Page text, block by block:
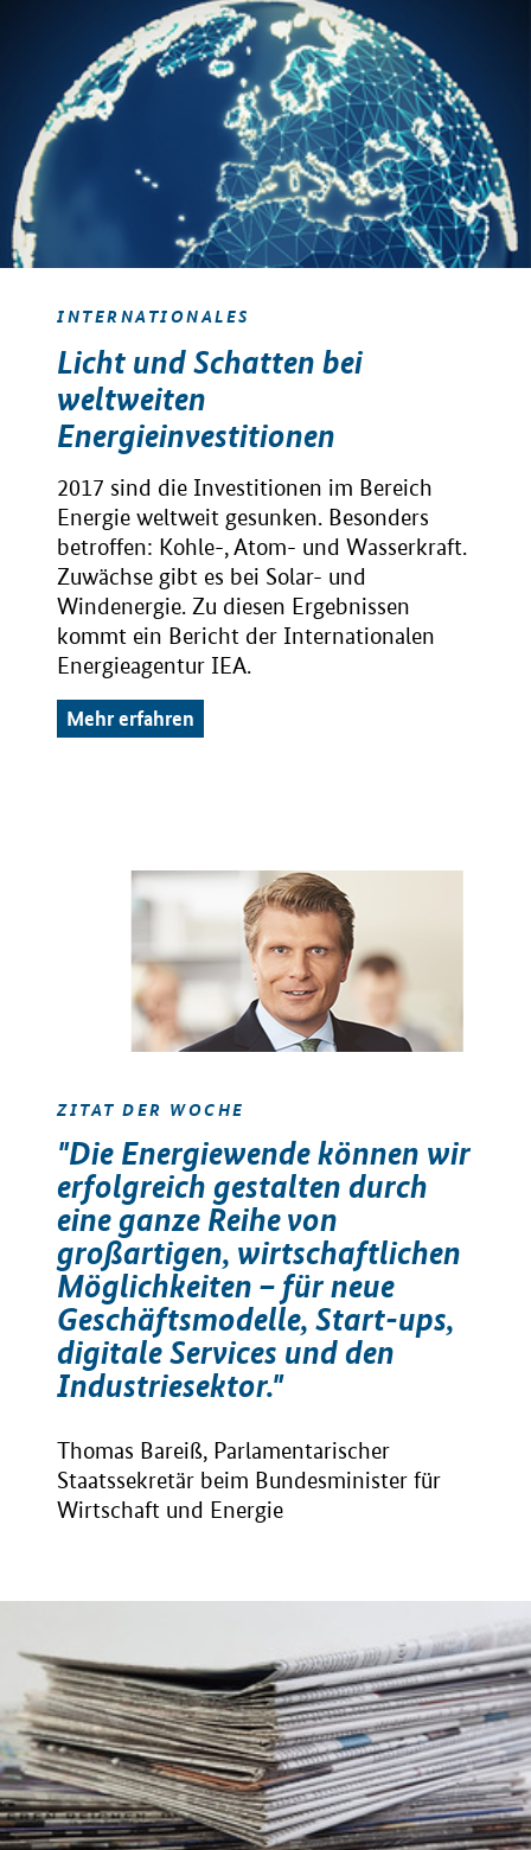
INTERNATIONALES
Licht und Schatten bei
weltweiten
Energieinvestitionen
2017 sind die Investitionen im Bereich
Energie weltweit gesunken. Besonders
betroffen: Kohle-, Atom- und Wasserkraft.
Zuwächse gibt es bei Solar- und
Windenergie. Zu diesen Ergebnissen
kommt ein Bericht der Internationalen
Energieagentur IEA.
Mehr erfahren
ZITAT DER WOCHE
"Die Energiewende können wir
erfolgreich gestalten durch
eine ganze Reihe von
großartigen, wirtschaftlichen
Möglichkeiten – für neue
Geschäftsmodelle, Start-ups,
digitale Services und den
Industriesektor."
Thomas Bareiß, Parlamentarischer
Staatssekretär beim Bundesminister für
Wirtschaft und Energie